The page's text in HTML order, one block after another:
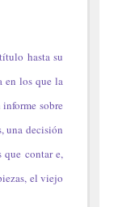
hasta su
en los que la
sobre
una decisión
que contar e,
el viejo